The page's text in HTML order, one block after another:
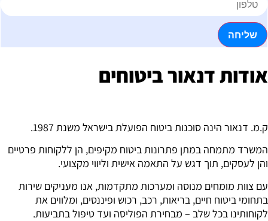
שליחה
דנאור ביטוחים
דנאור הינה סוכנות ביטוח הפועלת בישראל משנת 1987.
מתמחה במתן פתרונות ביטוח מקיפים, הן ללקוחות פרטיים
לעסקים, תוך דגש על התאמה אישית וליווי מקצועי.
צוות מומחים מנוסה ומערכות מתקדמות, אנו מעניקים שירות
ביטוח חיים, בריאות, רכב, רכוש ופיננסים, ומלווים את
בכל שלב – מבחירת הפוליסה ועד טיפול בתביעות.